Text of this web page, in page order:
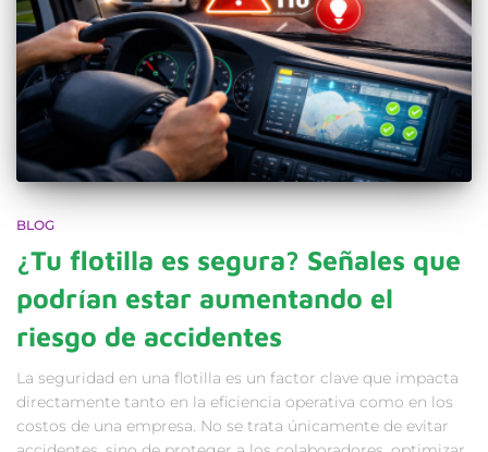
BLOG
¿Tu flotilla es segura? Señales que
podrían estar aumentando el
riesgo de accidentes
La seguridad en una flotilla es un factor clave que impacta
directamente tanto en la eficiencia operativa como en los
costos de una empresa. No se trata únicamente de evitar